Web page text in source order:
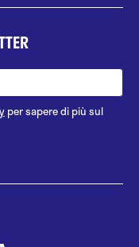
per sapere di più sul